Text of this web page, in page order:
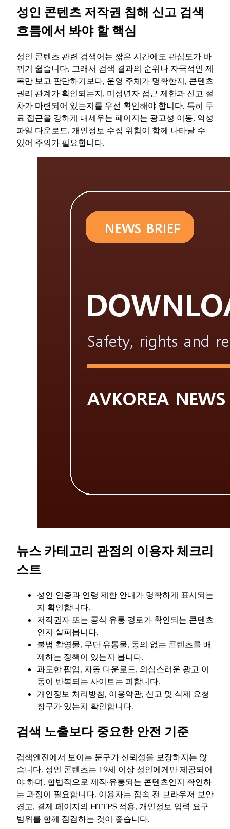
성인 콘텐츠 저작권 침해 신고 검색
흐름에서 봐야 할 핵심
성인 콘텐츠 관련 검색어는 짧은 시간에도 관심도가 바
뀌기 쉽습니다. 그래서 검색 결과의 순위나 자극적인 제
목만 보고 판단하기보다, 운영 주체가 명확한지, 콘텐츠
권리 관계가 확인되는지, 미성년자 접근 제한과 신고 절
차가 마련되어 있는지를 우선 확인해야 합니다. 특히 무
료 접근을 강하게 내세우는 페이지는 광고성 이동, 악성
파일 다운로드, 개인정보 수집 위험이 함께 나타날 수
있어 주의가 필요합니다.
뉴스 카테고리 관점의 이용자 체크리
스트
성인 인증과 연령 제한 안내가 명확하게 표시되는
지 확인합니다.
저작권자 또는 공식 유통 경로가 확인되는 콘텐츠
인지 살펴봅니다.
불법 촬영물, 무단 유통물, 동의 없는 콘텐츠를 배
제하는 정책이 있는지 봅니다.
과도한 팝업, 자동 다운로드, 의심스러운 광고 이
동이 반복되는 사이트는 피합니다.
개인정보 처리방침, 이용약관, 신고 및 삭제 요청
창구가 있는지 확인합니다.
검색 노출보다 중요한 안전 기준
검색엔진에서 보이는 문구가 신뢰성을 보장하지는 않
습니다. 성인 콘텐츠는 19세 이상 성인에게만 제공되어
야 하며, 합법적으로 제작·유통되는 콘텐츠인지 확인하
는 과정이 필요합니다. 이용자는 접속 전 브라우저 보안
경고, 결제 페이지의 HTTPS 적용, 개인정보 입력 요구
범위를 함께 점검하는 것이 좋습니다.